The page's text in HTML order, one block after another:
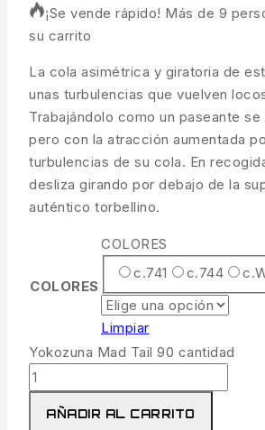
¡Se vende rápido! Más de 9
su carrito
La cola asimétrica y giratoria de
unas turbulencias que vuelven
Trabajándolo como un paseante
pero con la atracción aumentada
turbulencias de su cola. En
desliza girando por debajo de la
auténtico torbellino.
COLORES
COLORES
c.741
c.744
Limpiar
Yokozuna Mad Tail 90 cantidad
AÑADIR AL CARRITO